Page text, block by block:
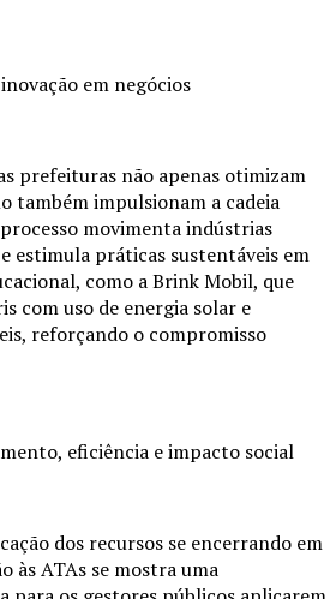
em negócios
prefeituras não apenas otimizam
também impulsionam a cadeia
movimenta indústrias
estimula práticas sustentáveis em
como a Brink Mobil, que
com uso de energia solar e
reforçando o compromisso
eficiência e impacto social
dos recursos se encerrando em
às ATAs se mostra uma